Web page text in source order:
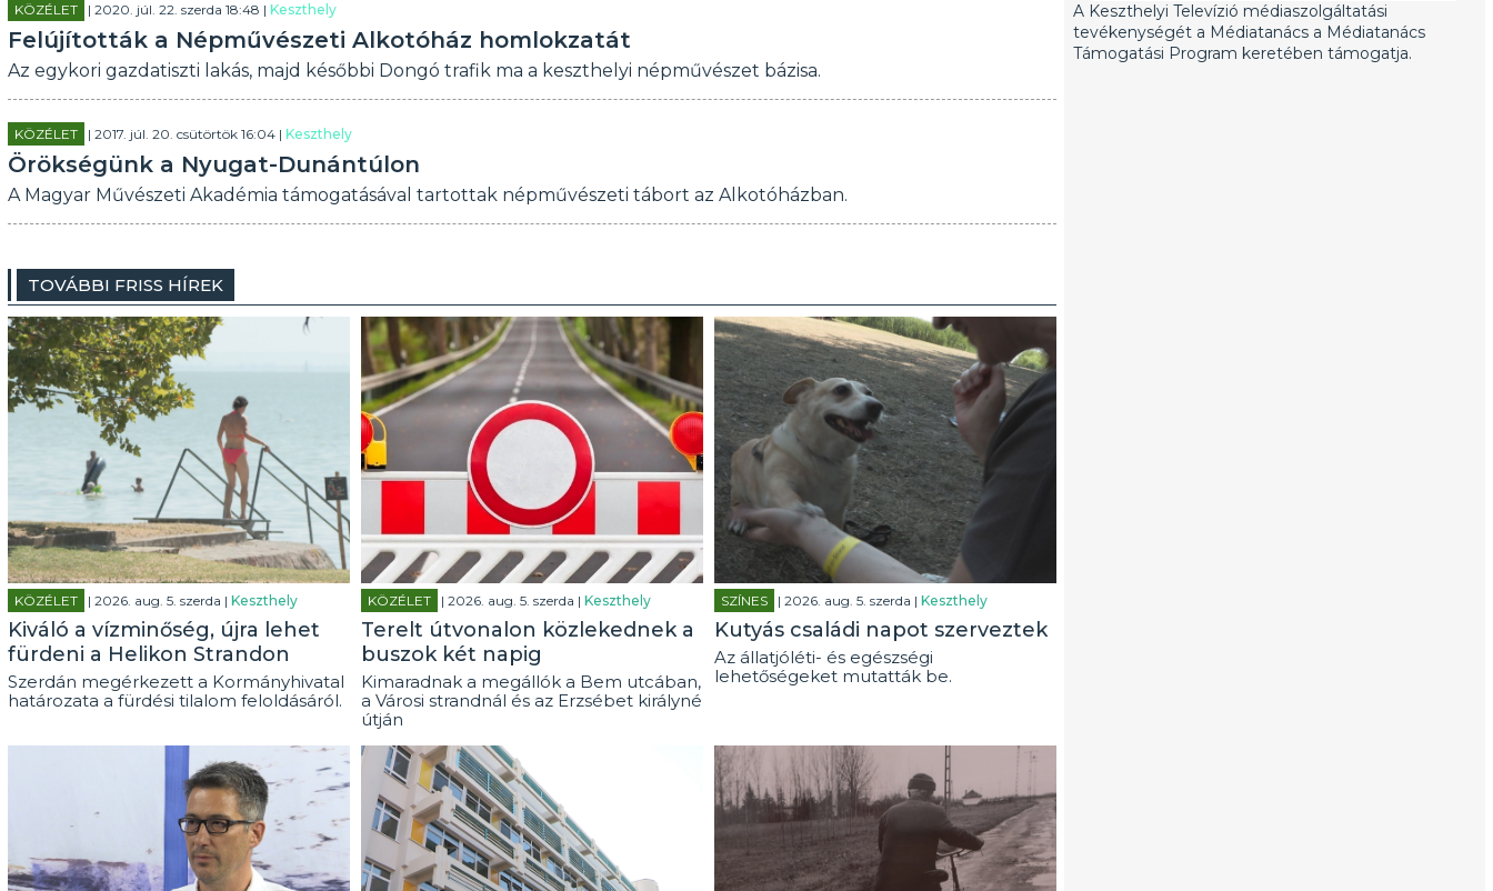
KÖZÉLET | 2020. júl. 22. szerda 18:48 | Keszthely
Felújították a Népművészeti Alkotóház homlokzatát
Az egykori gazdatiszti lakás, majd későbbi Dongó trafik ma a keszthelyi népművészet bázisa.
KÖZÉLET | 2017. júl. 20. csütörtök 16:04 | Keszthely
Örökségünk a Nyugat-Dunántúlon
A Magyar Művészeti Akadémia támogatásával tartottak népművészeti tábort az Alkotóházban.
TOVÁBBI FRISS HÍREK
KÖZÉLET | 2026. aug. 5. szerda | Keszthely
Kiváló a vízminőség, újra lehet
fürdeni a Helikon Strandon
Szerdán megérkezett a Kormányhivatal
határozata a fürdési tilalom feloldásáról.
KÖZÉLET | 2026. aug. 5. szerda | Keszthely
Terelt útvonalon közlekednek a
buszok két napig
Kimaradnak a megállók a Bem utcában,
a Városi strandnál és az Erzsébet királyné
útján
SZÍNES | 2026. aug. 5. szerda | Keszthely
Kutyás családi napot szerveztek
Az állatjóléti- és egészségi
lehetőségeket mutatták be.
A Keszthelyi Televízió médiaszolgáltatási
tevékenységét a Médiatanács a Médiatanács
Támogatási Program keretében támogatja.